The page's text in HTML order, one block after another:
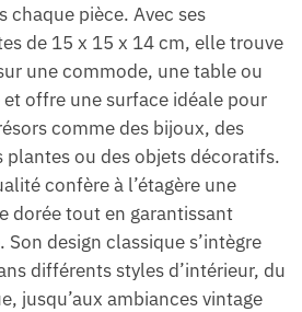
pièce. Avec ses
de 15 x 15 x 14 cm, elle trouve
une commode, une table ou
offre une surface idéale pour
comme des bijoux, des
ou des objets décoratifs.
confère à l’étagère une
dorée tout en garantissant
design classique s’intègre
différents styles d’intérieur, du
jusqu’aux ambiances vintage